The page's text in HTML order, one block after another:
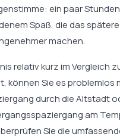
ein paar
Spaß, die das
machen.
relativ kurz im Vergleich
können Sie es problemlos
durch die Altstadt
am
Sie die